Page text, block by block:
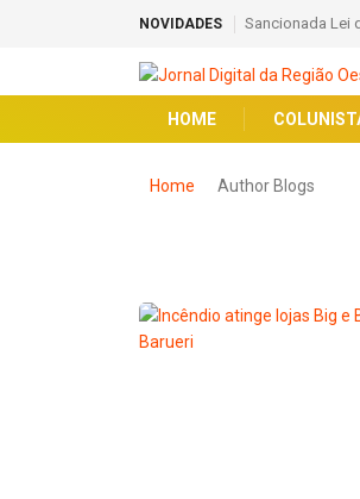
NOVIDADES Sancionada Lei
HOME
Home Author Blogs